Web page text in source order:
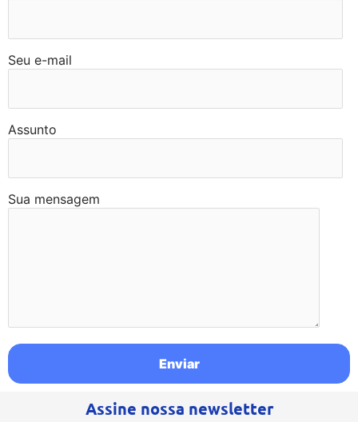
Seu e-mail
Assunto
Sua mensagem
Assine nossa newsletter